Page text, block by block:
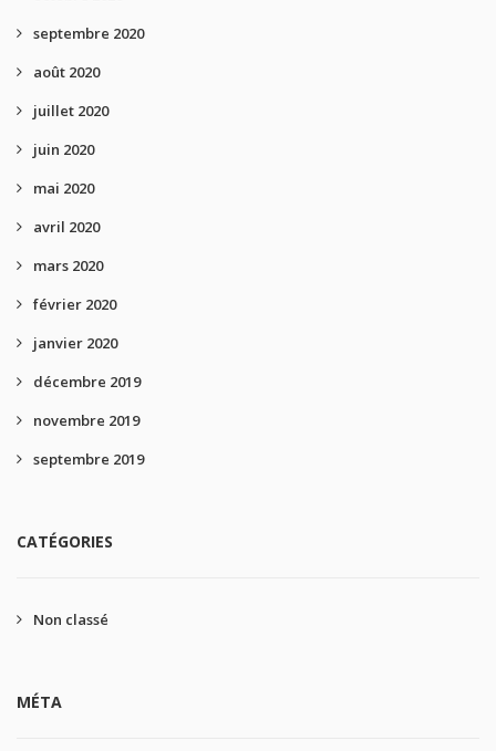
septembre 2020
août 2020
juillet 2020
juin 2020
mai 2020
avril 2020
mars 2020
février 2020
janvier 2020
décembre 2019
novembre 2019
septembre 2019
CATÉGORIES
Non classé
MÉTA